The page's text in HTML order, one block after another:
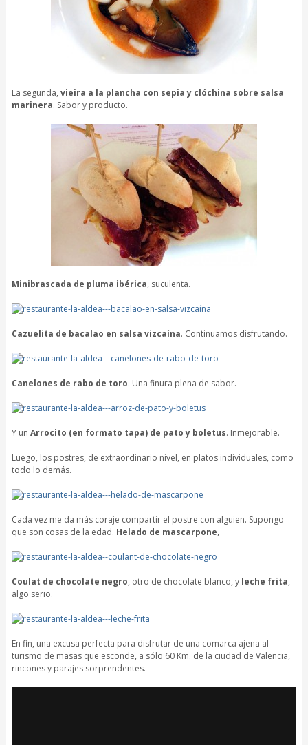
La segunda, vieira a la plancha con sepia y clóchina sobre salsa
marinera. Sabor y producto.
Minibrascada de pluma ibérica, suculenta.
Cazuelita de bacalao en salsa vizcaína. Continuamos disfrutando.
Canelones de rabo de toro. Una finura plena de sabor.
Y un Arrocito (en formato tapa) de pato y boletus. Inmejorable.
Luego, los postres, de extraordinario nivel, en platos individuales, como
todo lo demás.
Cada vez me da más coraje compartir el postre con alguien. Supongo
que son cosas de la edad. Helado de mascarpone,
Coulat de chocolate negro, otro de chocolate blanco, y leche frita,
algo serio.
En fin, una excusa perfecta para disfrutar de una comarca ajena al
turismo de masas que esconde, a sólo 60 Km. de la ciudad de Valencia,
rincones y parajes sorprendentes.